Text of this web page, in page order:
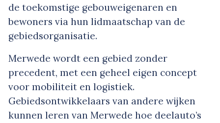
de toekomstige gebouweigenaren en
bewoners via hun lidmaatschap van de
gebiedsorganisatie.
Merwede wordt een gebied zonder
precedent, met een geheel eigen concept
voor mobiliteit en logistiek.
Gebiedsontwikkelaars van andere wijken
kunnen leren van Merwede hoe deelauto’s